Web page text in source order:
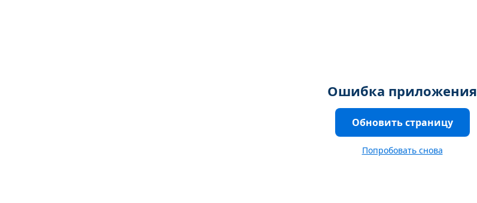
Ошибка приложения
Обновить страницу
Попробовать снова